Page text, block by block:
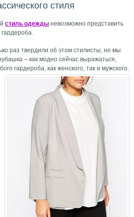
стиля
стиль одежды невозможно представить
раз твердили об этом стилисты, но мы
– как модно сейчас выражаться,
гардероба, как женского, так и мужского.